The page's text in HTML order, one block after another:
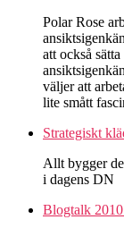
Polar Rose
att också
väljer att
lite smått
Strategiskt
Allt bygger
i dagens DN
Blogtalk